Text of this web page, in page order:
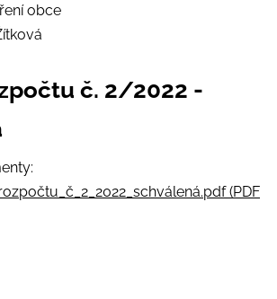
obce
č. 2/2022 -
(PDF